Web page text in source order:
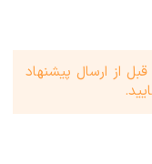
لطفا قبل از ارسال پیشنهاد